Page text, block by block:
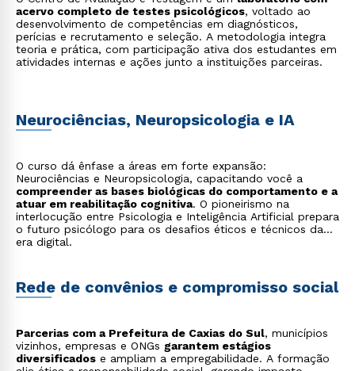
acervo completo de testes psicológicos, voltado ao
desenvolvimento de competências em diagnósticos,
perícias e recrutamento e seleção. A metodologia integra
teoria e prática, com participação ativa dos estudantes em
atividades internas e ações junto a instituições parceiras.
Neurociências, Neuropsicologia e IA
O curso dá ênfase a áreas em forte expansão:
Neurociências e Neuropsicologia, capacitando você a
compreender as bases biológicas do comportamento e a
atuar em reabilitação cognitiva. O pioneirismo na
interlocução entre Psicologia e Inteligência Artificial prepara
o futuro psicólogo para os desafios éticos e técnicos da
era digital.
Rede de convênios e compromisso social
Parcerias com a Prefeitura de Caxias do Sul, municípios
vizinhos, empresas e ONGs garantem estágios
diversificados e ampliam a empregabilidade. A formação